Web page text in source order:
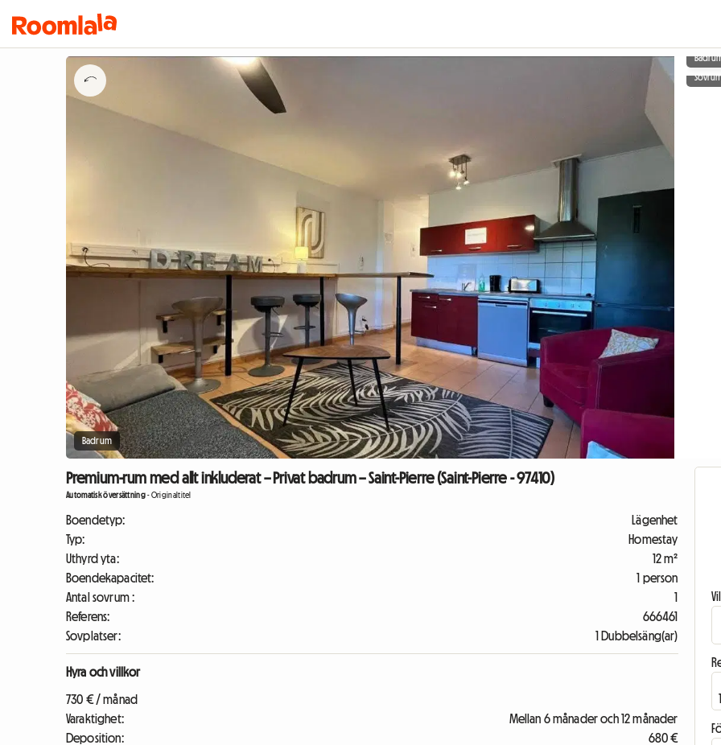
Badrum
Premium-rum med allt inkluderat – Privat badrum – Saint-Pierre (Saint-Pierre - 97410)
Automatisk översättning-Originaltitel
Boendetyp:
Lägenhet
Typ:
Homestay
Uthyrd yta:
12 m²
Boendekapacitet:
1 person
Antal sovrum :
1
Referens:
666461
Sovplatser:
1 Dubbelsäng(ar)
Hyra och villkor
730 € / månad
Varaktighet:
Mellan 6 månader och 12 månader
Deposition:
680 €